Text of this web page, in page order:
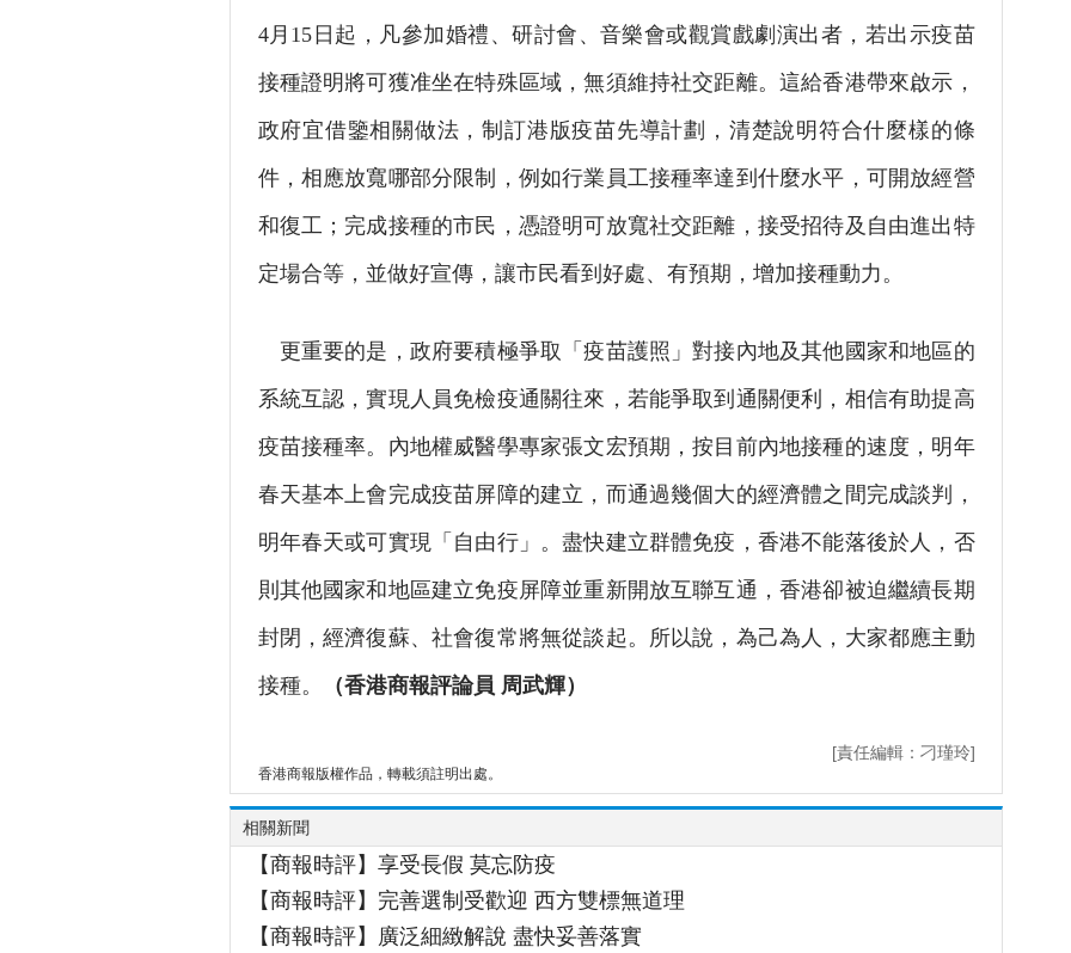
4月15日起，凡參加婚禮、研討會、音樂會或觀賞戲劇演出者，若出示疫苗
接種證明將可獲准坐在特殊區域，無須維持社交距離。這給香港帶來啟示，
政府宜借鑒相關做法，制訂港版疫苗先導計劃，清楚說明符合什麼樣的條
件，相應放寬哪部分限制，例如行業員工接種率達到什麼水平，可開放經營
和復工；完成接種的市民，憑證明可放寬社交距離，接受招待及自由進出特
定場合等，並做好宣傳，讓市民看到好處、有預期，增加接種動力。
更重要的是，政府要積極爭取「疫苗護照」對接內地及其他國家和地區的
系統互認，實現人員免檢疫通關往來，若能爭取到通關便利，相信有助提高
疫苗接種率。內地權威醫學專家張文宏預期，按目前內地接種的速度，明年
春天基本上會完成疫苗屏障的建立，而通過幾個大的經濟體之間完成談判，
明年春天或可實現「自由行」。盡快建立群體免疫，香港不能落後於人，否
則其他國家和地區建立免疫屏障並重新開放互聯互通，香港卻被迫繼續長期
封閉，經濟復蘇、社會復常將無從談起。所以說，為己為人，大家都應主動
接種。
（香港商報評論員 周武輝）
[責任編輯：刁瑾玲]
香港商報版權作品，轉載須註明出處。
相關新聞
【商報時評】享受長假 莫忘防疫
【商報時評】完善選制受歡迎 西方雙標無道理
【商報時評】廣泛細緻解說 盡快妥善落實